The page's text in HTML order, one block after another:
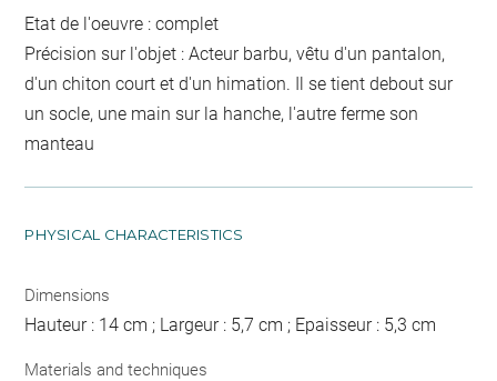
Etat de l'oeuvre : complet
Précision sur l'objet : Acteur barbu, vêtu d'un pantalon,
d'un chiton court et d'un himation. Il se tient debout sur
un socle, une main sur la hanche, l'autre ferme son
manteau
PHYSICAL CHARACTERISTICS
Dimensions
Hauteur : 14 cm ; Largeur : 5,7 cm ; Epaisseur : 5,3 cm
Materials and techniques